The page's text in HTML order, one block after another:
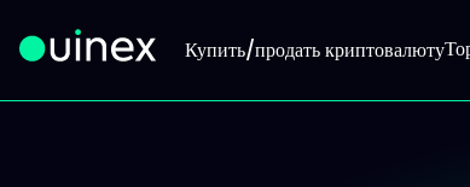
Купить/продать криптовалюту